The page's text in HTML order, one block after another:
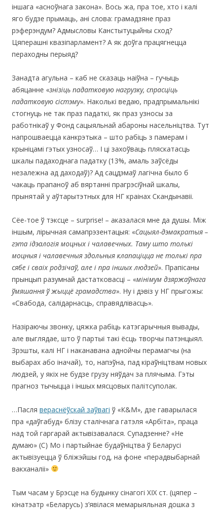
іншага «асноўнага закона». Вось жа, пра тое, хто і калі
яго будзе прымаць, ані слова: грамадзяне праз
рэферэндум? Адмысловы Канстытуцыйны сход?
Цяперашні квазіпарламент? А як доўга працягнецца
пераходны перыяд?
Занадта агульна – каб не сказаць наіўна – гучыць
абяцанне «знізіць падатковую нагрузку, спрасціць
падатковую сістэму». Наколькі ведаю, прадпрымальнікі
стогнуць не так праз падаткі, як праз узносы за
работнікаў у Фонд сацыяльнай абароны насельніцтва. Тут
напрошваецца канкрэтыка – што рабіць з памерам і
крыніцамі гэтых узносаў… І ці захоўваць пляскатасць
шкалы падаходнага падатку (13%, амаль заўсёды
незалежна ад даходаў)? Ад сацдэмаў лагічна было б
чакаць прапаноў аб вяртанні прагрэсіўнай шкалы,
прынятай у аўтарытэтных для НГ краінах Скандынавіі.
Сёе-тое ў тэксце – surprise! – аказалася мне да душы. Між
іншым, лірычная самапрэзентацыя: «Сацыял-дэмакратыя –
гэта ідэалогія моцных і чалавечных. Таму што толькі
моцныя і чалавечныя здольныя клапаціцца не толькі пра
сябе і сваіх родзічаў, але і пра іншых людзей». Прапісаны
прынцып разумнай дастатковасці – «мінімум дзяржаўнага
ўмяшання ў жыццё грамадства». Ну і дэвіз у НГ прыгожы:
«Свабода, салідарнасць, справядлівасць».
Назіраючы звонку, цяжка рабіць катэгарычныя вывады,
але выглядае, што ў партыі такі ёсць творчы патэнцыял.
Зрэшты, калі НГ і наканавана аднойчы перамагчы (на
выбарах або іначай), то, напэўна, пад кіраўніцтвам новых
людзей, у якіх не будзе грузу няўдач за плячыма. Гэты
прагноз тычыцца і іншых мясцовых палітсуполак.
…Пасля вераснёўскай заўвагі ў «К&M», дзе гаварылася
пра «даўгабуд» блізу сталічнага гатэля «Арбіта», праца
над той гаргарай актывізавалася. Супадзенне? «Не
думаю» (С) Мо і партыйнае будаўніцтва ў Беларусі
актывізуецца ў бліжэйшы год, на фоне «перадвыбарнай
вакханаліі»
Тым часам у Брэсце на будынку сінагогі XIX cт. (цяпер –
кінатэатр «Беларусь) з’явілася мемарыяльная дошка з